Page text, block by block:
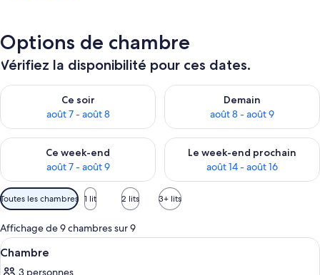
Options de chambre
Vérifiez la disponibilité pour ces dates.
Ce soir
août 7 - août 8
Vérifier la disponibilité pour ce soir août 7 - août 8
Demain
août 8 - août 9
Vérifier la disponibilité pour
Ce week-end
août 7 - août 9
Vérifier la disponibilité pour ce week-end août 7 - août 9
Le week-end prochain
août 14 - août 16
Vérifier la disponibilité pour
Filtres
disponibles
pour
les
chambres
Toutes les chambres 1 lit 2 lits 3+ lits
Affichage de 9 chambres sur 9
Afficher
toutes
Une chambre d’hôtel comprenant
5
Chambre
3 personnes